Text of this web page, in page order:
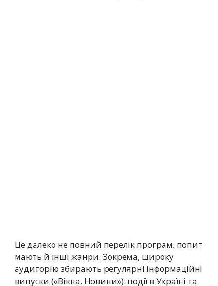
Це далеко не повний перелік програм, попит
мають й інші жанри. Зокрема, широку
аудиторію збирають регулярні інформаційні
випуски («Вікна. Новини»): події в Україні та